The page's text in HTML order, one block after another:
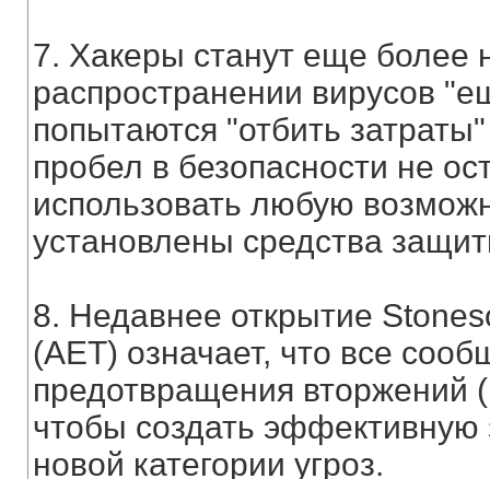
7. Хакеры станут еще более
распространении вирусов
попытаются "отбить
пробел в безопасности не
использовать любую
установлены средства
8. Недавнее открытие
(AET) означает, что все
предотвращения вторжений
чтобы создать эффективную
новой категории угроз.